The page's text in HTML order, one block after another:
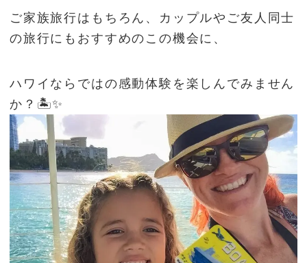
ご家族旅行はもちろん、カップルやご友人同士
の旅行にもおすすめのこの機会に、
ハワイならではの感動体験を楽しんでみません
か？🏝️✨